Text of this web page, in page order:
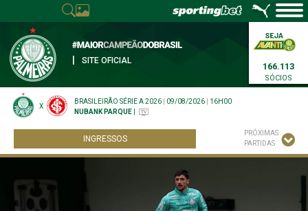
SITE OFICIAL
166.113
SÓCIOS
X
BRASILEIRÃO SÉRIE A 2026 09/08/2026
16H00
NUBANK PARQUE
INGRESSOS
PRÓXIMAS
PARTIDAS